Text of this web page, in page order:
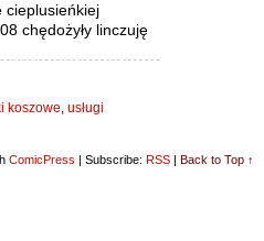
cieplusieńkiej
chędożyły linczuję
koszowe, usługi
ComicPress | Subscribe: RSS | Back to Top ↑